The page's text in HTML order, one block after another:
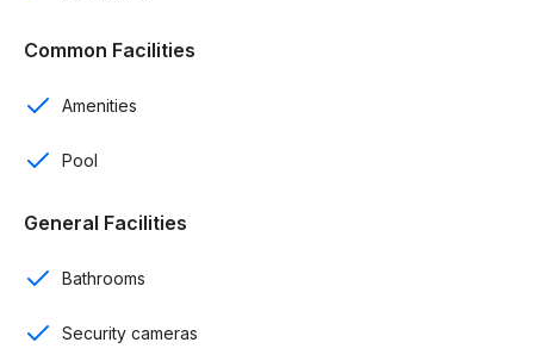
Comedor
Balcon
Baño completo en segundo nivel de Penthouse
Terraza abierta con kitchenette techo retráctil (segundo
Control de acceso
Common Facilities
Amenities
Pool
General Facilities
Bathrooms
Security cameras